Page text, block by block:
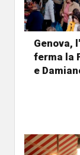
Genova,
ferma la
e